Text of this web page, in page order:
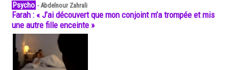
Psycho -Abdelnour Zahrali
Farah : « J’ai découvert que mon conjoint m’a trompée et mis
une autre fille enceinte »